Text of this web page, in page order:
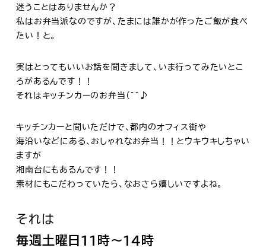
迷うことはありませんか？
私はお弁当派なのですが、たまには誰かが作ったご飯が食べ
たい！と。
実はとってもいいお話を聞きまして、いま行ってみたいとこ
ろがあるんです！！
それはキッチンカーのお弁当(^^♪
キッチンカーと聞いただけで、都内のオフィス街や
海沿いなどにある、おしゃれなお弁当！！とウキウキしちゃい
ますが
湘南台にもあるんです！！
素材にもこだわっていたら、なおさら嬉しいですよね。
それは
毎週土曜日11時～14時